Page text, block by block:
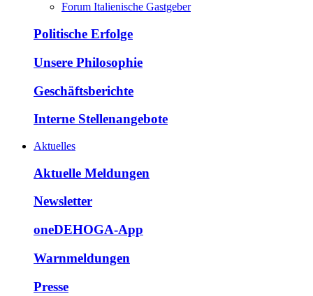
Forum Italienische Gastgeber
Politische Erfolge
Unsere Philosophie
Geschäftsberichte
Interne Stellenangebote
Aktuelles
Aktuelle Meldungen
Newsletter
oneDEHOGA-App
Warnmeldungen
Presse